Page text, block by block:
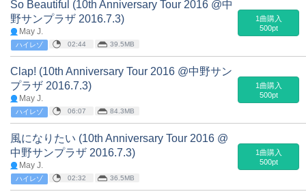
So Beautiful (10th Anniversary Tour 2016 @中
野サンプラザ 2016.7.3)
May J.
ハイレゾ 02:44 39.5MB
1曲購入
500pt
Clap! (10th Anniversary Tour 2016 @中野サン
プラザ 2016.7.3)
May J.
ハイレゾ 06:07 84.3MB
1曲購入
500pt
風になりたい (10th Anniversary Tour 2016 @
中野サンプラザ 2016.7.3)
May J.
ハイレゾ 02:32 36.5MB
1曲購入
500pt